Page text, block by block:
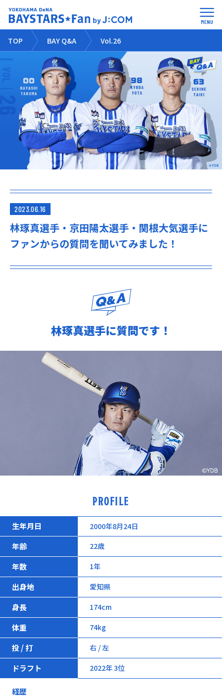
TOP BAY Q&A Vol.26
2023.06.16
林琢真選手・京田陽太選手・関根大気選手に
ファンからの質問を聞いてみました！
林琢真選手に質問です！
PROFILE
生年月日 2000年8月24日
年齢 22歳
年数 1年
出身地 愛知県
身長 174cm
体重 74kg
投 / 打 右 / 左
ドラフト 2022年 3位
経歴